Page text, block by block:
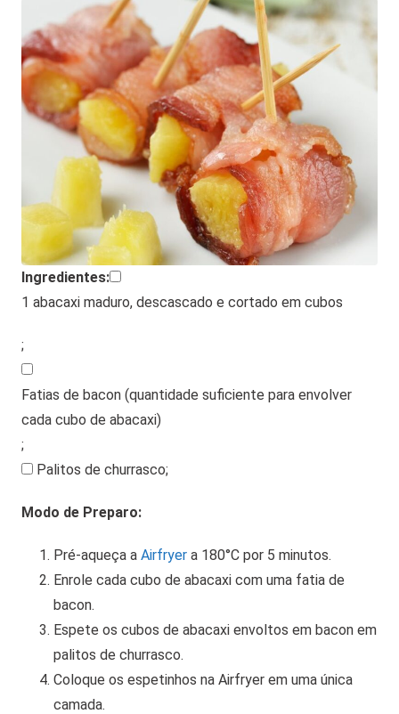
Ingredientes:
1 abacaxi maduro, descascado e cortado em cubos
;
Fatias de bacon (quantidade suficiente para envolver
cada cubo de abacaxi)
;
Palitos de churrasco;
Modo de Preparo:
Pré-aqueça a Airfryer a 180°C por 5 minutos.
Enrole cada cubo de abacaxi com uma fatia de
bacon.
Espete os cubos de abacaxi envoltos em bacon em
palitos de churrasco.
Coloque os espetinhos na Airfryer em uma única
camada.